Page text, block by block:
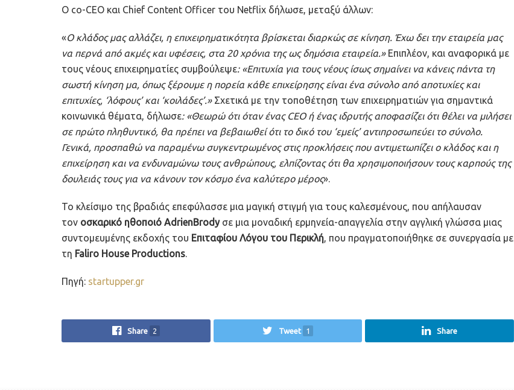
Ο co-CEO και Chief Content Officer του Netflix δήλωσε, μεταξύ άλλων:
«Ο κλάδος μας αλλάζει, η επιχειρηματικότητα βρίσκεται διαρκώς σε κίνηση. Έχω δει την εταιρεία μας
να περνά από ακμές και υφέσεις, στα 20 χρόνια της ως δημόσια εταιρεία.»Επιπλέον, και αναφορικά με
τους νέους επιχειρηματίες συμβούλεψε: «Επιτυχία για τους νέους ίσως σημαίνει να κάνεις πάντα τη
σωστή κίνηση μα, όπως ξέρουμε η πορεία κάθε επιχείρησης είναι ένα σύνολο από αποτυχίες και
επιτυχίες, ‘λόφους’ και ‘κοιλάδες’.» Σχετικά με την τοποθέτηση των επιχειρηματιών για σημαντικά
κοινωνικά θέματα, δήλωσε: «Θεωρώ ότι όταν ένας CEO ή ένας ιδρυτής αποφασίζει ότι θέλει να μιλήσει
σε πρώτο πληθυντικό, θα πρέπει να βεβαιωθεί ότι το δικό του ‘εμείς’ αντιπροσωπεύει το σύνολο.
Γενικά, προσπαθώ να παραμένω συγκεντρωμένος στις προκλήσεις που αντιμετωπίζει ο κλάδος και η
επιχείρηση και να ενδυναμώνω τους ανθρώπους, ελπίζοντας ότι θα χρησιμοποιήσουν τους καρπούς της
δουλειάς τους για να κάνουν τον κόσμο ένα καλύτερο μέρος».
Το κλείσιμο της βραδιάς επεφύλασσε μια μαγική στιγμή για τους καλεσμένους, που απήλαυσαν
τον οσκαρικό ηθοποιό AdrienBrodyσε μια μοναδική ερμηνεία-απαγγελία στην αγγλική γλώσσα μιας
συντομευμένης εκδοχής του Επιταφίου Λόγου του Περικλή, που πραγματοποιήθηκε σε συνεργασία με
τη Faliro House Productions.
Πηγή: startupper.gr
Share 2 Tweet 1 Share